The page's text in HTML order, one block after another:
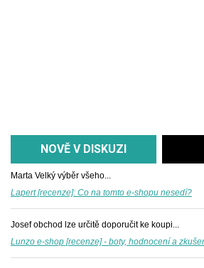
NOVĚ V DISKUZI
Marta Velký výběr všeho...
Lapert [recenze]: Co na tomto e-shopu nesedí?
Josefobchod lze určitě doporučit ke koupi...
Lunzo e-shop [recenze] - boty, hodnocení a